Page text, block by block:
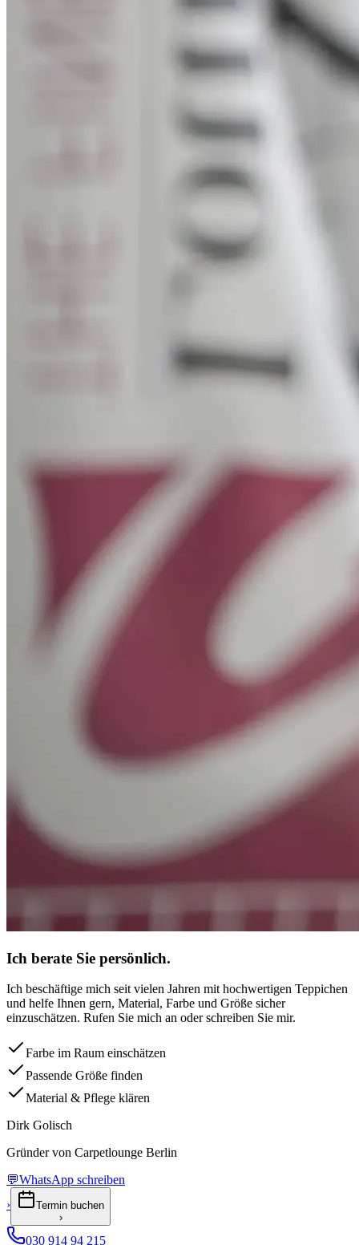
Ich berate Sie persönlich.
Ich beschäftige mich seit vielen Jahren mit hochwertigen Teppichen
und helfe Ihnen gern, Material, Farbe und Größe sicher
einzuschätzen. Rufen Sie mich an oder schreiben Sie mir.
Farbe im Raum einschätzen
Passende Größe finden
Material & Pflege klären
Dirk Golisch
Gründer von Carpetlounge Berlin
💬WhatsApp schreiben
›
Termin buchen
›
030 914 94 215